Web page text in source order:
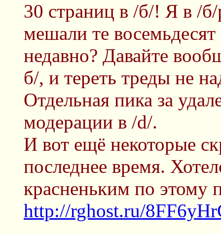
30 страниц в /б/! Я в /
мешали те
недавно? Давайте
б/, и тереть треды не
Отдельная пика за
модерации в /d/.
И вот ещё некоторые
последнее время.
красненьким по этому
http://rghost.ru/